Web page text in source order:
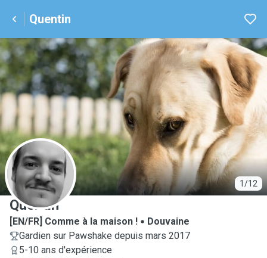
Quentin
1/12
Q
Quentin
[EN/FR] Comme à la maison !
Douvaine
Gardien sur Pawshake depuis mars 2017
5-10 ans d'expérience